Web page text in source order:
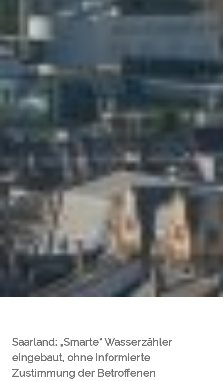
Saarland: „Smarte“ Wasserzähler
eingebaut, ohne informierte
Zustimmung der Betroffenen